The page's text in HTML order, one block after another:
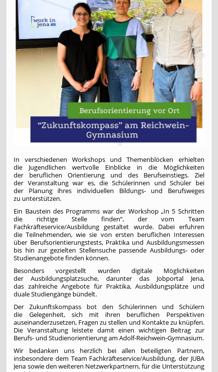
In verschiedenen Workshops und Themenblöcken erhielten
die Jugendlichen wertvolle Einblicke in die Möglichkeiten
der beruflichen Orientierung und des Berufseinstiegs. Ziel
der Veranstaltung war es, die Schülerinnen und Schüler bei
der Planung ihres individuellen Bildungs- und Berufsweges
zu unterstützen.
Ein Baustein des Programms war der Workshop „In 5 Schritten
die richtige Stelle finden“, der vom Team
Fachkräfteservice/Ausbildung gestaltet wurde. Dabei erfuhren
die Teilnehmenden, wie sie von ersten beruflichen Interessen
über Berufsorientierungstests, Praktika und Ausbildungsmessen
bis hin zur gezielten Stellensuche passende Ausbildungs- oder
Studienangebote finden können.
Besonders vorgestellt wurden digitale Möglichkeiten
der Ausbildungsplatzsuche, darunter das Jobportal Jena,
das zahlreiche Angebote für Praktika, Ausbildungsplätze und
duale Studiengänge bündelt.
Der Zukunftskompass bot den Schülerinnen und Schülern
die Gelegenheit, sich mit ihren beruflichen Perspektiven
auseinanderzusetzen, Fragen zu stellen und Kontakte zu knüpfen.
Die Veranstaltung leistete damit einen wichtigen Beitrag zur
Berufs- und Studienorientierung am Adolf-Reichwein-Gymnasium.
Wir bedanken uns herzlich bei allen beteiligten Partnern,
insbesondere dem Team Fachkräfteservice/Ausbildung, der JUBA
Jena sowie den weiteren Netzwerkpartnern, für die Unterstützung